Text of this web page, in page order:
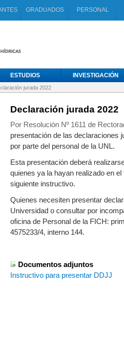
GRADUADOS PERSONAL
ESTUDIOS INVESTIGACIÓN
jurada 2022
Declaración jurada 2022
Por Resolución Nº 1611 de
presentación de las declaraciones
por parte del personal de la UNL.
Esta presentación deberá
quienes ya la hayan realizado en
siguiente instructivo.
Quienes necesiten presentar
Universidad o consultar por
oficina de Personal de la FICH:
4575233/4, interno 144.
Documentos adjuntos
Instructivo para presentar DDJJ